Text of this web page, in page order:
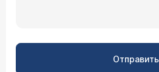
Отправить